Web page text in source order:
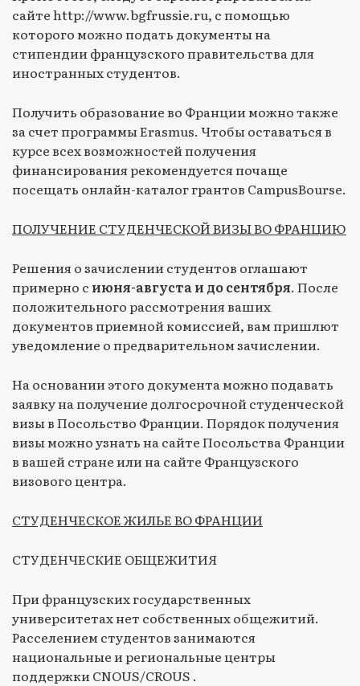
сайте http://www.bgfrussie.ru, с помощью
которого можно подать документы на
стипендии французского правительства для
иностранных студентов.
Получить образование во Франции можно также
за счет программы Erasmus. Чтобы оставаться в
курсе всех возможностей получения
финансирования рекомендуется почаще
посещать онлайн-каталог грантов СampusBourse.
ПОЛУЧЕНИЕ СТУДЕНЧЕСКОЙ ВИЗЫ ВО ФРАНЦИЮ
Решения о зачислении студентов оглашают
примерно с июня-августа и до сентября. После
положительного рассмотрения ваших
документов приемной комиссией, вам пришлют
уведомление о предварительном зачислении.
На основании этого документа можно подавать
заявку на получение долгосрочной студенческой
визы в Посольство Франции. Порядок получения
визы можно узнать на сайте Посольства Франции
в вашей стране или на сайте Французского
визового центра.
СТУДЕНЧЕСКОЕ ЖИЛЬЕ ВО ФРАНЦИИ
СТУДЕНЧЕСКИЕ ОБЩЕЖИТИЯ
При французских государственных
университетах нет собственных общежитий.
Расселением студентов занимаются
национальные и региональные центры
поддержки CNOUS/СROUS .